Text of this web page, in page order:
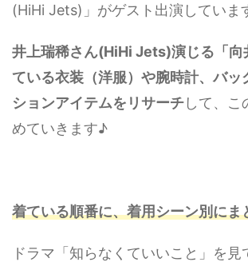
(HiHi Jets)」がゲスト出演していま
井上瑞稀さん(HiHi Jets)演じる「向
ている衣装（洋服）や腕時計、バッ
ションアイテムをリサーチして、こ
めていきます♪
着ている順番に、着用シーン別にま
ドラマ「知らなくていいこと」を